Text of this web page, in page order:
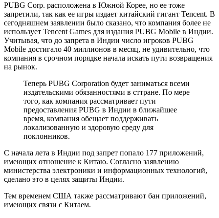
PUBG Corp. расположена в Южной Корее, но ее тоже
запретили, так как ее игры издает китайский гигант Tencent. В
сегодняшнем заявлении было сказано, что компания более не
использует Tencent Games для издания PUBG Mobile в Индии.
Учитывая, что до запрета в Индии число игроков PUBG
Mobile достигало 40 миллионов в месяц, не удивительно, что
компания в срочном порядке начала искать пути возвращения
на рынок.
Теперь PUBG Corporation будет заниматься всеми
издательскими обязанностями в сттране. По мере
того, как компания рассматривает пути
предоставления PUBG в Индии в ближайшее
время, компания обещает поддерживать
локализованную и здоровую среду для
поклонников.
С начала лета в Индии под запрет попало 177 приложений,
имеющих отношение к Китаю. Согласно заявлению
министерства электроники и информационных технологий,
сделано это в целях защиты Индии.
Тем временем США также рассматривают бан приложений,
имеющих связи с Китаем.